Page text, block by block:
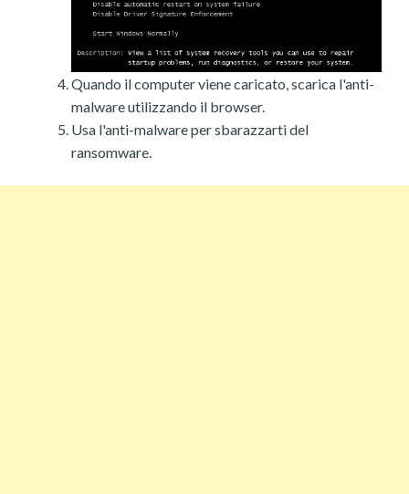
Quando il computer viene caricato, scarica l'anti-
malware utilizzando il browser.
Usa l'anti-malware per sbarazzarti del
ransomware.